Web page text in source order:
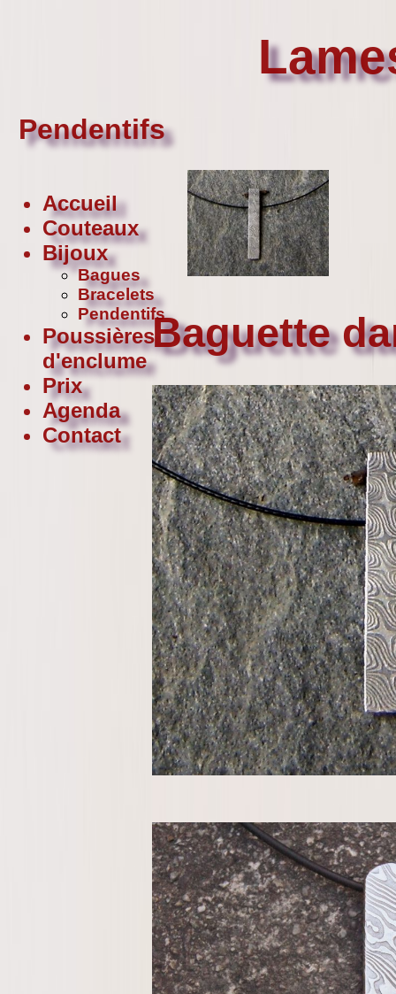
Pendentifs
Accueil
Couteaux
Bijoux
Bagues
Bracelets
Pendentifs
Poussières
d'enclume
Prix
Agenda
Contact
Baguette